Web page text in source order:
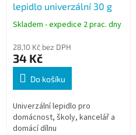
lepidlo univerzální 30 g
Skladem - expedice 2 prac. dny
28,10 Kč bez DPH
34 Kč
Do košíku
Univerzální lepidlo pro
domácnost, školy, kancelář a
domácí dílnu